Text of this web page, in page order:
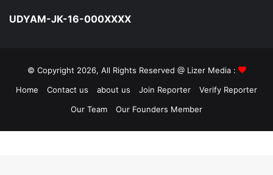
UDYAM-JK-16-000XXXX
© Copyright 2026, All Rights Reserved @ Lizer Media :
Home
Contact us about us Join Reporter
Verify Reporter
Our Team
Our Founders Member